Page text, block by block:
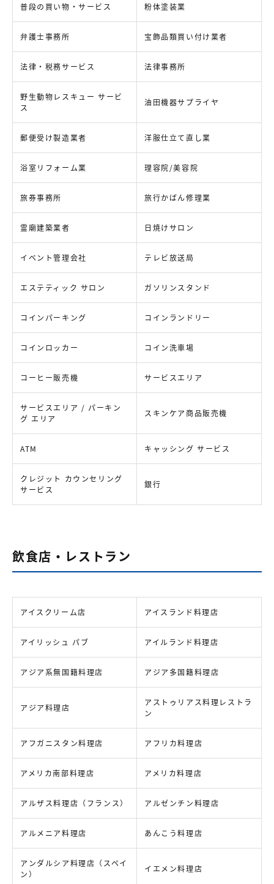
普段の買い物・サービス 粉体塗装業
弁護士事務所 宝飾品類買い付け業者
法律・税務サービス 法律事務所
野生動物レスキュー サービ
ス
油田機器サプライヤ
郵便受け製造業者 洋服仕立て直し業
浴室リフォーム業 理容院/美容院
旅券事務所 旅行かばん修理業
霊廟建築業者 日焼けサロン
イベント管理会社 テレビ放送局
エステティック サロン ガソリンスタンド
コインパーキング コインランドリー
コインロッカー コイン洗車場
コーヒー販売機 サービスエリア
サービスエリア / パーキン
グ エリア
スキンケア商品販売機
ATM キャッシング サービス
クレジット カウンセリング
サービス
銀行
飲食店・レストラン
アイスクリーム店 アイスランド料理店
アイリッシュ パブ アイルランド料理店
アジア系無国籍料理店 アジア多国籍料理店
アジア料理店
アストゥリアス料理レストラ
ン
アフガニスタン料理店 アフリカ料理店
アメリカ南部料理店 アメリカ料理店
アルザス料理店（フランス） アルゼンチン料理店
アルメニア料理店 あんこう料理店
アンダルシア料理店（スペイ
ン）
イエメン料理店